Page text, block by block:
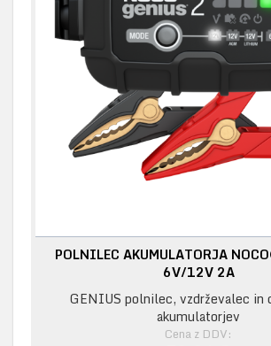
POLNILEC AKUMULATORJA
6V/12V 2A
GENIUS polnilec, vzdrževalec in
akumulatorjev
Cena z DDV: